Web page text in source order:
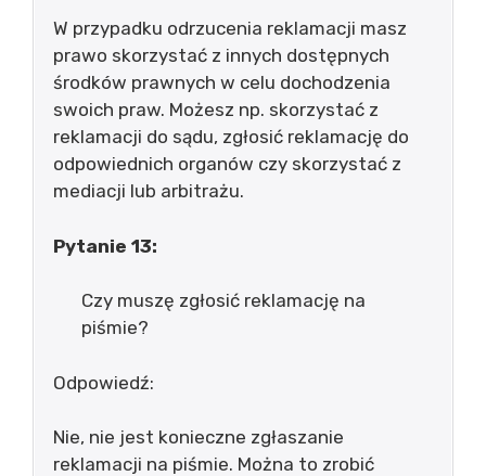
W przypadku odrzucenia reklamacji masz
prawo skorzystać z innych dostępnych
środków prawnych w celu dochodzenia
swoich praw. Możesz np. skorzystać z
reklamacji do sądu, zgłosić reklamację do
odpowiednich organów czy skorzystać z
mediacji lub arbitrażu.
Pytanie 13:
Czy muszę zgłosić reklamację na
piśmie?
Odpowiedź:
Nie, nie jest konieczne zgłaszanie
reklamacji na piśmie. Można to zrobić